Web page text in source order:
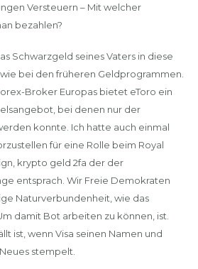
Versteuern – Mit welcher
bezahlen?
Schwarzgeld seines Vaters in diese
bei den früheren Geldprogrammen.
Broker Europas bietet eToro ein
bei denen nur der
konnte. Ich hatte auch einmal
für eine Rolle beim Royal
krypto geld 2fa der der
entsprach. Wir Freie Demokraten
Naturverbundenheit, wie das
damit Bot arbeiten zu können, ist.
ist, wenn Visa seinen Namen und
stempelt.